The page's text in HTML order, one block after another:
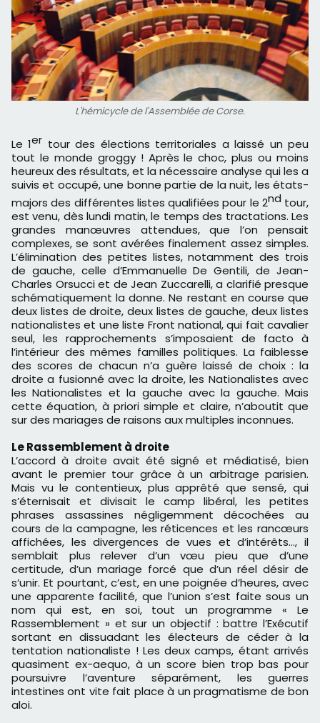
L'hémicycle de l'Assemblée de Corse.
Le 1er tour des élections territoriales a laissé un peu
tout le monde groggy ! Après le choc, plus ou moins
heureux des résultats, et la nécessaire analyse qui les a
suivis et occupé, une bonne partie de la nuit, les états-
majors des différentes listes qualifiées pour le 2nd tour,
est venu, dès lundi matin, le temps des tractations. Les
grandes manœuvres attendues, que l’on pensait
complexes, se sont avérées finalement assez simples.
L’élimination des petites listes, notamment des trois
de gauche, celle d’Emmanuelle De Gentili, de Jean-
Charles Orsucci et de Jean Zuccarelli, a clarifié presque
schématiquement la donne. Ne restant en course que
deux listes de droite, deux listes de gauche, deux listes
nationalistes et une liste Front national, qui fait cavalier
seul, les rapprochements s’imposaient de facto à
l’intérieur des mêmes familles politiques. La faiblesse
des scores de chacun n’a guère laissé de choix : la
droite a fusionné avec la droite, les Nationalistes avec
les Nationalistes et la gauche avec la gauche. Mais
cette équation, à priori simple et claire, n’aboutit que
sur des mariages de raisons aux multiples inconnues.
Le Rassemblement à droite
L’accord à droite avait été signé et médiatisé, bien
avant le premier tour grâce à un arbitrage parisien.
Mais vu le contentieux, plus apprêté que sensé, qui
s’éternisait et divisait le camp libéral, les petites
phrases assassines négligemment décochées au
cours de la campagne, les réticences et les rancœurs
affichées, les divergences de vues et d’intérêts…, il
semblait plus relever d’un vœu pieu que d’une
certitude, d’un mariage forcé que d’un réel désir de
s’unir. Et pourtant, c’est, en une poignée d’heures, avec
une apparente facilité, que l’union s’est faite sous un
nom qui est, en soi, tout un programme « Le
Rassemblement » et sur un objectif : battre l’Exécutif
sortant en dissuadant les électeurs de céder à la
tentation nationaliste ! Les deux camps, étant arrivés
quasiment ex-aequo, à un score bien trop bas pour
poursuivre l’aventure séparément, les guerres
intestines ont vite fait place à un pragmatisme de bon
aloi.